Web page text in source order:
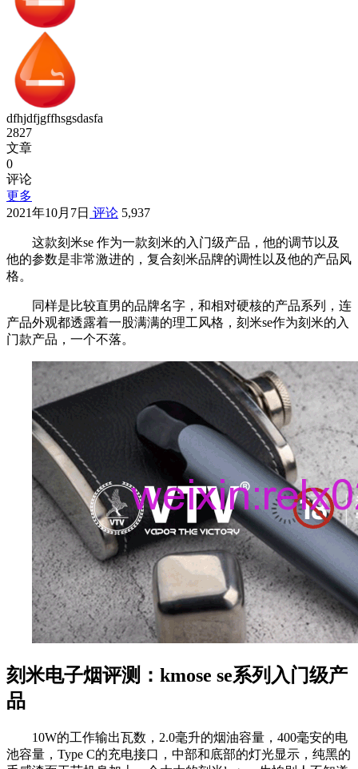
dfhjdfjgffhsgsdasfa
2827
文章
0
评论
更多
2021年10月7日 评论 5,937
这款刻米se 作为一款刻米的入门级产品，他的调节以及
他的参数是非常激进的，复合刻米品牌的调性以及他的产品风
格。
同样是比较直男的品牌名字，和相对硬核的产品系列，连
产品外观都透露着一股满满的理工风格，刻米se作为刻米的入
门款产品，一个不落。
刻米电子烟评测：kmose se系列入门级产
品
10W的工作输出瓦数，2.0毫升的烟油容量，400毫安的电
池容量，Type C的充电接口，中部和底部的灯光显示，纯黑的